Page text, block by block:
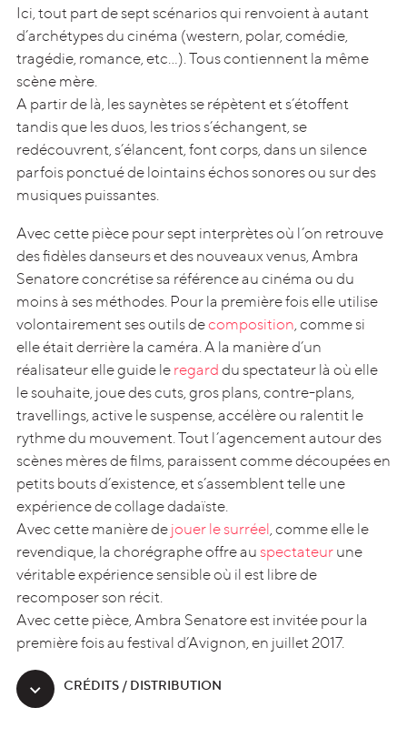
Dans la vie
Jeu
Composition
Corps
Regards
Panorama
Ici, tout part de sept scénarios qui renvoient à autant
d’archétypes du cinéma (western, polar, comédie,
tragédie, romance, etc…). Tous contiennent la même
scène mère.
A partir de là, les saynètes se répètent et s’étoffent
tandis que les duos, les trios s’échangent, se
redécouvrent, s’élancent, font corps, dans un silence
parfois ponctué de lointains échos sonores ou sur des
musiques puissantes.
Avec cette pièce pour sept interprètes où l’on retrouve
des fidèles danseurs et des nouveaux venus, Ambra
Senatore concrétise sa référence au cinéma ou du
moins à ses méthodes. Pour la première fois elle utilise
volontairement ses outils decomposition , comme si
elle était derrière la caméra. A la manière d’un
réalisateur elle guide le regard du spectateur là où elle
le souhaite, joue des cuts, gros plans, contre-plans,
travellings, active le suspense, accélère ou ralentit le
rythme du mouvement. Tout l’agencement autour des
scènes mères de films, paraissent comme découpées en
petits bouts d’existence, et s’assemblent telle une
expérience de collage dadaïste.
Avec cette manière de jouer le surréel , comme elle le
revendique, la chorégraphe offre au spectateur une
véritable expérience sensible où il est libre de
recomposer son récit.
Avec cette pièce, Ambra Senatore est invitée pour la
première fois au festival d’Avignon, en juillet 2017.
Scena Madre (Scène Mère)
Création à l’occasion de la 71ème édition du Festival d’Avignon,
CRÉDITS / DISTRIBUTION